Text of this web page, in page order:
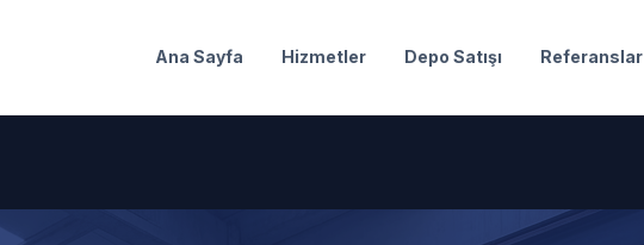
Ana Sayfa Hizmetler Depo Satışı Referanslar